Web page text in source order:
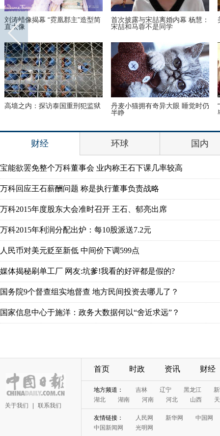
刘涛蜡像揭幕 “霓凰郡主”造型简
直太像
首次披露与宋喆离婚内幕 杨慧：
宋喆和马蓉不是同学
高墙之内：探访泰国重刑犯监狱
丹麦小猫拥有奇异大眼 睡觉时仍
半睁
财经 环球 国内
宝能欲罢免整个万科董事会 业内称王石下课几率较高
万科回应王石薪酬问题 称是执行董事负责战略
万科2015年度股东大会准时召开 王石、郁亮出席
万科2015年利润分配出炉：每10股派送7.2元
人民币对美元贬至新低 中间价下调599点
媒体揭秘刷单工厂 网友:坑爹!我看的好评都是假的?
国务院9个督查组实地督查 地方民间投资去哪儿了？
国家信息中心于施洋：政务大数据何以“舍近求远”？
关于我们 联系我们
首页 时政 资讯 财经
地方频道： 吉林 辽宁 黑龙江
湖北
湖南 河南 河北 山西
友情链接： 人民网 新华网
中国网
中国新闻网
光明网